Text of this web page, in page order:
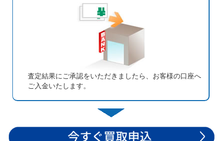
査定結果にご承認をいただきましたら、お客様の口座へ
ご入金いたします。